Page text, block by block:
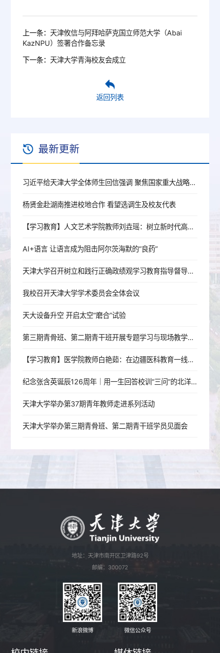
上一条： 天津攸信与阿拜哈萨克国立师范大学（Abai
KazNPU）签署合作备忘录
下一条： 天津大学青海校友会成立
返回列表
最新更新
习近平给天津大学全体师生回信强调 聚焦国家重大战略需求提高人才培养质量 更好服务经济社会发展
杨贤金赴湖南推进校地合作 看望选调生及校友代表
【学习教育】人文艺术学院教师刘垚瑶：树立新时代高校党员教师的正确政绩观
AI+语言 让语言成为阻击阿尔茨海默的“良药”
天津大学召开树立和践行正确政绩观学习教育指导督导工作推进会
我校召开天津大学学术委员会全体会议
天大设备升空 开启太空“磨合”试验
第三期青骨班、第二期青干班开展专题学习与现场教学活动
【学习教育】医学院教师白艳茹：在边疆医科教育一线践行育人初心
纪念张含英诞辰126周年｜用一生回答校训“三问”的北洋老校长
天津大学举办第37期青年教师走进系列活动
天津大学举办第三期青骨班、第二期青干班学员见面会
地址：天津市南开区卫津路92号
邮编：300072
新浪微博 微信公众号